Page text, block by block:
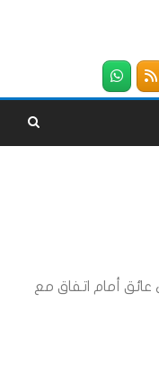
أمام اتفاق مع